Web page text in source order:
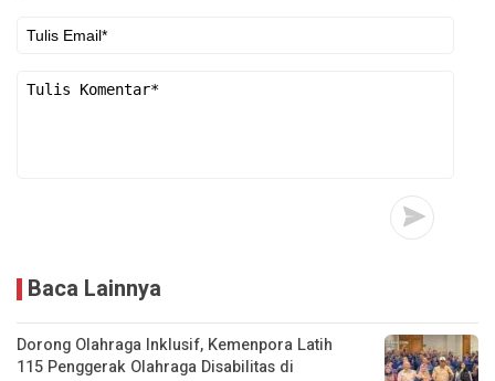
Baca Lainnya
Dorong Olahraga Inklusif, Kemenpora Latih
115 Penggerak Olahraga Disabilitas di